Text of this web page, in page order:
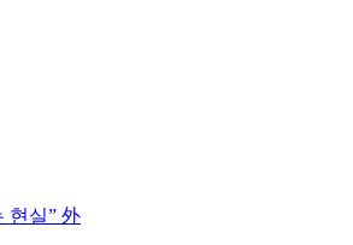
현실” 外